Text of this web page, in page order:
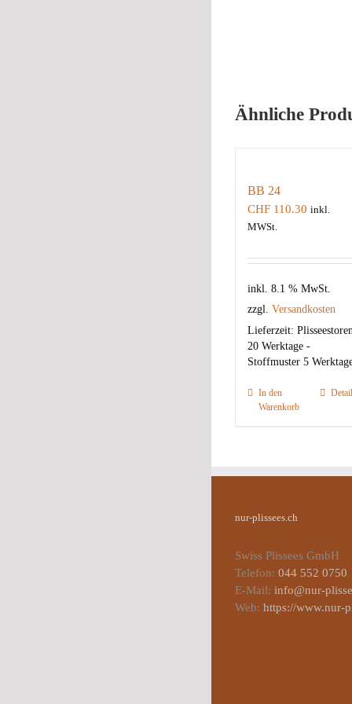
Ähnliche
BB 24
CHF110.30 inkl.
MWSt.
inkl. 8.1 % MwSt.
zzgl. Versandkosten
Lieferzeit:
20 Werktage -
Stoffmuster 5
In den
Warenkorb
nur-plissees.ch
Swiss Plissees GmbH
Telefon: 044 552 0750
E-Mail: info@nur-
Web: https://www.nur-